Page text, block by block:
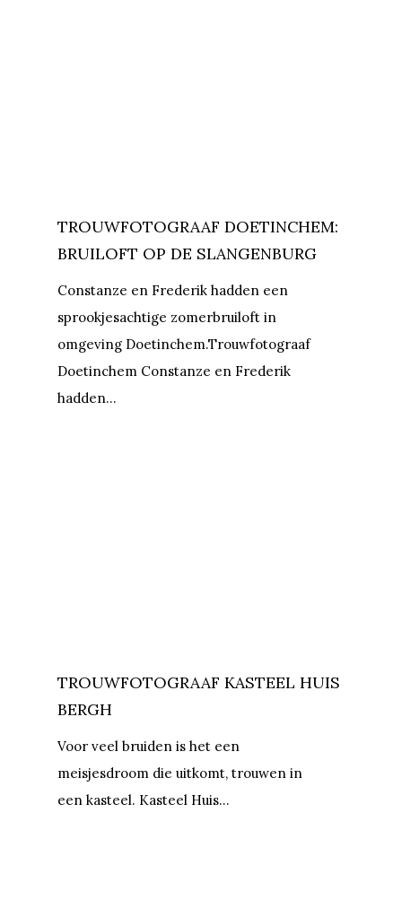
TROUWFOTOGRAAF DOETINCHEM:
BRUILOFT OP DE SLANGENBURG
Constanze en Frederik hadden een
sprookjesachtige zomerbruiloft in
omgeving Doetinchem.Trouwfotograaf
Doetinchem Constanze en Frederik
hadden…
TROUWFOTOGRAAF KASTEEL HUIS
BERGH
Voor veel bruiden is het een
meisjesdroom die uitkomt, trouwen in
een kasteel. Kasteel Huis…